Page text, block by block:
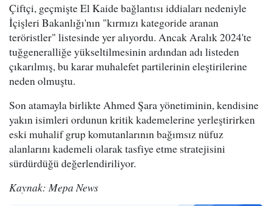
Çiftçi, geçmişte El Kaide bağlantısı iddiaları nedeniyle
İçişleri Bakanlığı'nın "kırmızı kategoride aranan
teröristler" listesinde yer alıyordu. Ancak Aralık 2024'te
tuğgeneralliğe yükseltilmesinin ardından adı listeden
çıkarılmış, bu karar muhalefet partilerinin eleştirilerine
neden olmuştu.
Son atamayla birlikte Ahmed Şara yönetiminin, kendisine
yakın isimleri ordunun kritik kademelerine yerleştirirken
eski muhalif grup komutanlarının bağımsız nüfuz
alanlarını kademeli olarak tasfiye etme stratejisini
sürdürdüğü değerlendiriliyor.
Kaynak: Mepa News